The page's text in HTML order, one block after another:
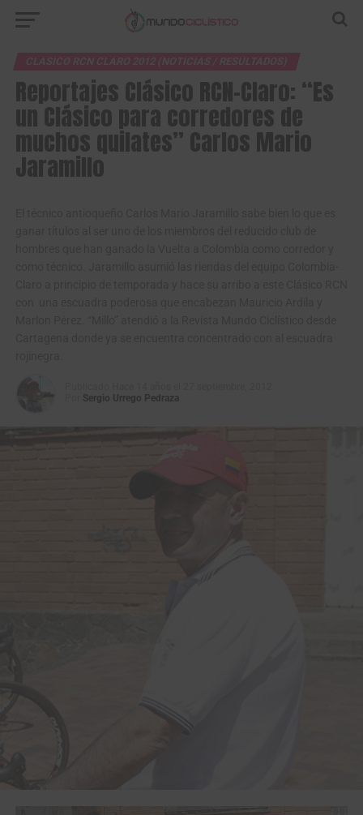
CLASICO RCN CLARO 2012 (NOTICIAS / RESULTADOS)
Reportajes Clásico RCN-Claro: “Es
un Clásico para corredores de
muchos quilates” Carlos Mario
Jaramillo
Sergio Urrego Pedraza